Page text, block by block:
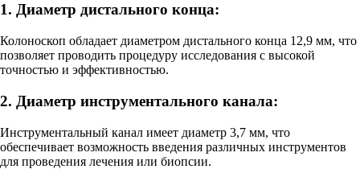
1. Диаметр дистального конца:
Колоноскоп обладает диаметром дистального конца 12,9 мм, что
позволяет проводить процедуру исследования с высокой
точностью и эффективностью.
2. Диаметр инструментального канала:
Инструментальный канал имеет диаметр 3,7 мм, что
обеспечивает возможность введения различных инструментов
для проведения лечения или биопсии.